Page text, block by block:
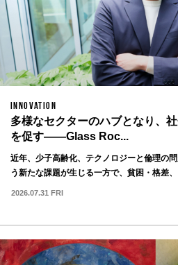
INNOVATION
多様なセクターのハブとなり、
を促す——Glass Roc...
近年、少子高齢化、テクノロジーと倫理の
う新たな課題が生じる一方で、貧困・格差
2026.07.31 FRI